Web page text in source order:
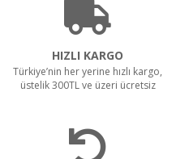
HIZLI KARGO
Türkiye’nin her yerine hızlı kargo,
üstelik 300TL ve üzeri ücretsiz